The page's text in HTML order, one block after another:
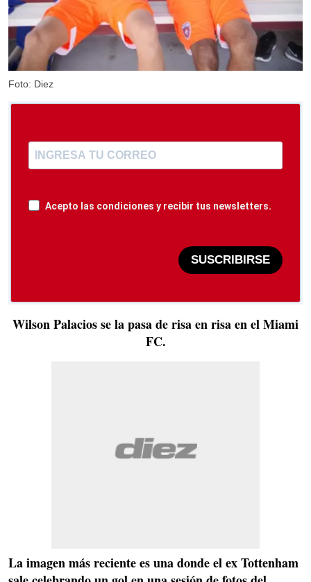
Foto: Diez
Acepto las condiciones y recibir tus newsletters.
SUSCRIBIRSE
Wilson Palacios se la pasa de risa en risa en el Miami
FC.
La imagen más reciente es una donde el ex Tottenham